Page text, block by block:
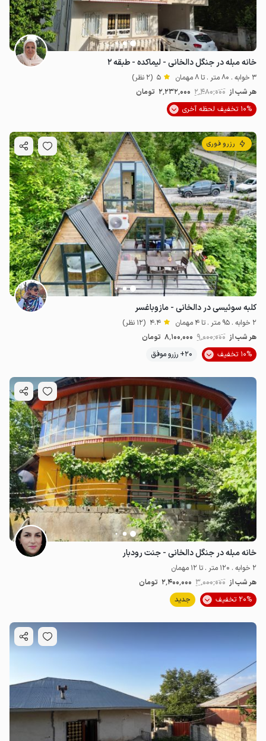
خانه مبله در جنگل دالخانی - لیماکده - طبقه ۲
3 خوابه . 80 متر . تا 8 مهمان 5 (2 نظر)
هر شب از 2٬480٬000 2٬232٬000 تومان
10% تخفیف لحظه آخری
رزرو فوری
کلبه سوئیسی در دالخانی - مازوباغسر
2 خوابه . 95 متر . تا 4 مهمان 4.4 (12 نظر)
هر شب از 9٬000٬000 8٬100٬000 تومان
10% تخفیف
20+ رزرو موفق
خانه مبله در جنگل دالخانی - جنت رودبار
2 خوابه . 120 متر . تا 12 مهمان
هر شب از 3٬000٬000 2٬400٬000 تومان
20% تخفیف
جدید